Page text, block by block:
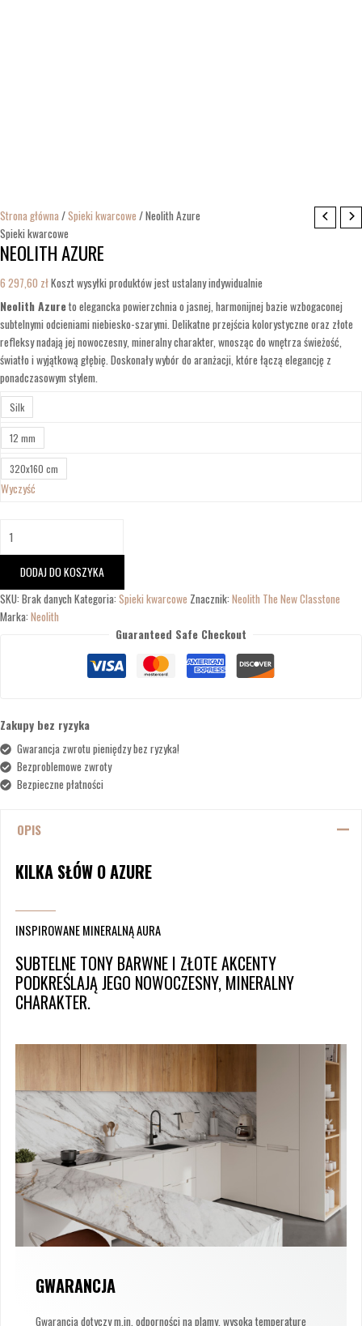
Strona główna/Spieki kwarcowe / Neolith Azure
Spieki kwarcowe
NEOLITH AZURE
6 297,60 złKoszt wysyłki produktów jest ustalany indywidualnie
Neolith Azureto elegancka powierzchnia o jasnej, harmonijnej bazie wzbogaconej
subtelnymi odcieniami niebiesko-szarymi. Delikatne przejścia kolorystyczne oraz złote
refleksy nadają jej nowoczesny, mineralny charakter, wnosząc do wnętrza świeżość,
światło i wyjątkową głębię. Doskonały wybór do aranżacji, które łączą elegancję z
ponadczasowym stylem.
Silk
12 mm
320x160 cm
Wyczyść
DODAJ DO KOSZYKA
SKU: Brak danych Kategoria: Spieki kwarcowe Znacznik: Neolith The New Classtone
Marka: Neolith
Guaranteed Safe Checkout
Zakupy bez ryzyka
Gwarancja zwrotu pieniędzy bez ryzyka!
Bezproblemowe zwroty
Bezpieczne płatności
OPIS
KILKA SŁÓW O AZURE
INSPIROWANE MINERALNĄ AURA
SUBTELNE TONY BARWNE I ZŁOTE AKCENTY
PODKREŚLAJĄ JEGO NOWOCZESNY, MINERALNY
CHARAKTER.
GWARANCJA
Gwarancja dotyczy m.in. odporności na plamy, wysoką temperaturę